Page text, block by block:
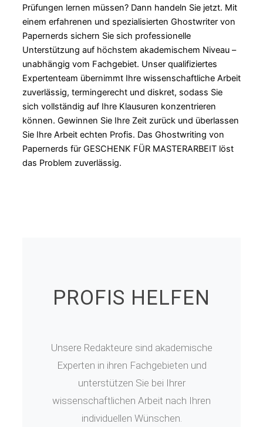
Prüfungen lernen müssen? Dann handeln Sie jetzt. Mit
einem erfahrenen und spezialisierten Ghostwriter von
Papernerds sichern Sie sich professionelle
Unterstützung auf höchstem akademischem Niveau –
unabhängig vom Fachgebiet. Unser qualifiziertes
Expertenteam übernimmt Ihre wissenschaftliche Arbeit
zuverlässig, termingerecht und diskret, sodass Sie
sich vollständig auf Ihre Klausuren konzentrieren
können. Gewinnen Sie Ihre Zeit zurück und überlassen
Sie Ihre Arbeit echten Profis. Das Ghostwriting von
Papernerds für GESCHENK FÜR MASTERARBEIT löst
das Problem zuverlässig.
PROFIS HELFEN
Unsere Redakteure sind akademische
Experten in ihren Fachgebieten und
unterstützen Sie bei Ihrer
wissenschaftlichen Arbeit nach Ihren
individuellen Wünschen.